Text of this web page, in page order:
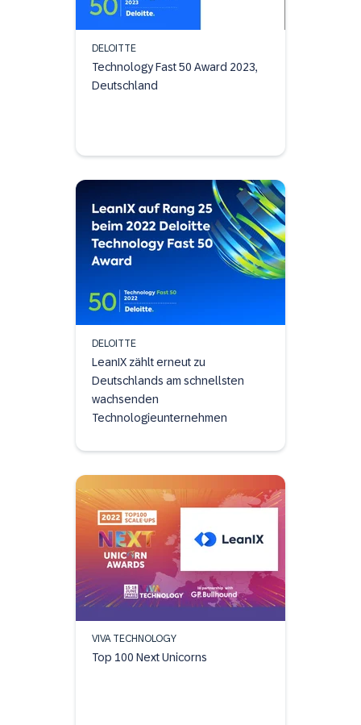
DELOITTE
Technology Fast 50 Award 2023,
Deutschland
DELOITTE
LeanIX zählt erneut zu
Deutschlands am schnellsten
wachsenden
Technologieunternehmen
VIVA TECHNOLOGY
Top 100 Next Unicorns